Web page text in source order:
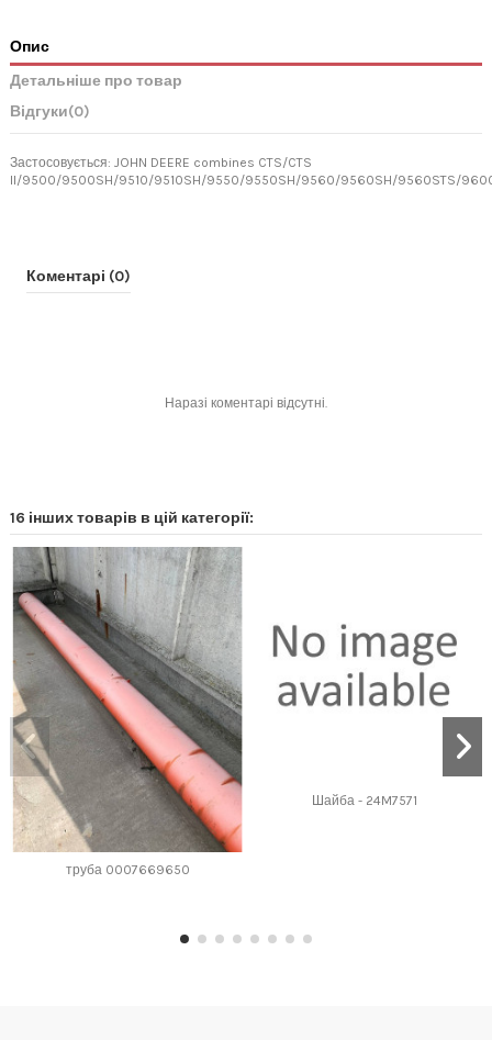
Опис
Детальніше про товар
Відгуки(0)
Застосовується: JOHN DEERE combines CTS/CTS
II/9500/9500SH/9510/9510SH/9550/9550SH/9560/9560SH/9560STS/
Коментарі (0)
Наразі коментарі відсутні.
16 інших товарів в цій категорії:
труба 0007669650
Шайба - 24M7571